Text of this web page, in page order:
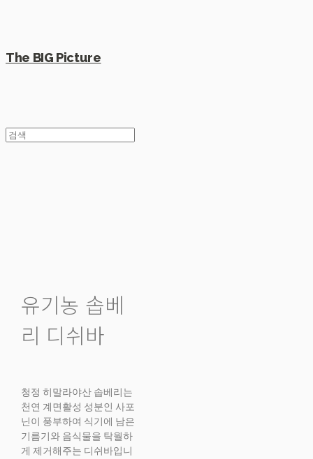
The BIG Picture
유기농 솝베
리 디쉬바
청정 히말라야산 솝베리는
천연 계면활성 성분인 사포
닌이 풍부하여 식기에 남은
기름기와 음식물을 탁월하
게 제거해주는 디쉬바입니